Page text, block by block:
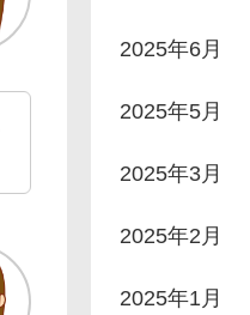
2025年6月
2025年5月
2025年3月
2025年2月
2025年1月